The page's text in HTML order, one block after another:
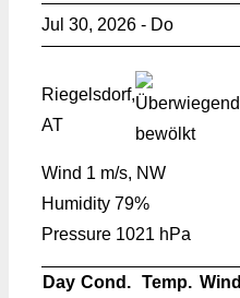
Jul 30, 2026 - Do
Riegelsdorf,
AT
Wind 1 m/s, NW
Humidity 79%
Pressure 1021 hPa
Day Cond. Temp. Wind